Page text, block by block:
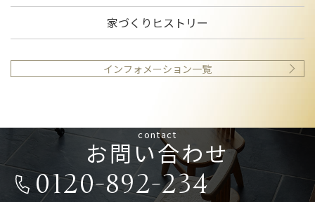
家づくりヒストリー
インフォメーション一覧
contact
お問い合わせ
0120-892-234